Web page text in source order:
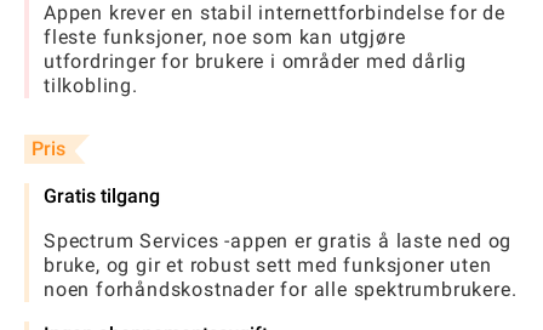
Appen krever en stabil internettforbindelse for de
fleste funksjoner, noe som kan utgjøre
utfordringer for brukere i områder med dårlig
tilkobling.
Pris
Gratis tilgang
Spectrum Services -appen er gratis å laste ned og
bruke, og gir et robust sett med funksjoner uten
noen forhåndskostnader for alle spektrumbrukere.